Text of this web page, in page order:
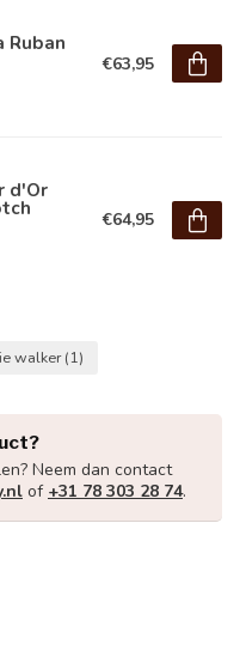
Ruban
€63,95
d'Or
€64,95
walker(1)
Neem dan contact
of +31 78 303 28 74.